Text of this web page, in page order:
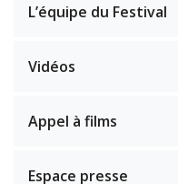
L’équipe du Festival
Vidéos
Appel à films
Espace presse